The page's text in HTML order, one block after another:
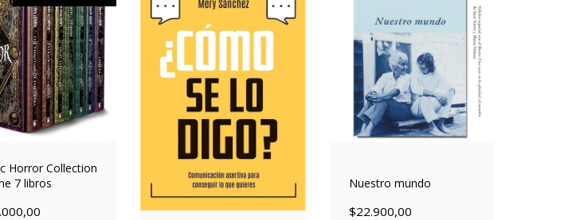
Horror Collection
7 libros
Nuestro mundo
$22.900,00